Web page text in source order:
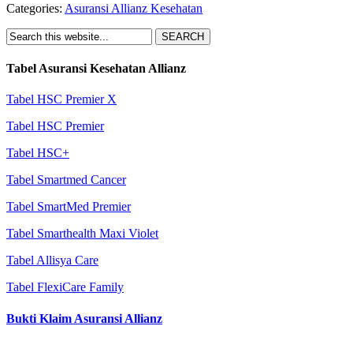
Categories: Asuransi Allianz Kesehatan
Tabel Asuransi Kesehatan Allianz
Tabel HSC Premier X
Tabel HSC Premier
Tabel HSC+
Tabel Smartmed Cancer
Tabel SmartMed Premier
Tabel Smarthealth Maxi Violet
Tabel Allisya Care
Tabel FlexiCare Family
Bukti Klaim Asuransi Allianz